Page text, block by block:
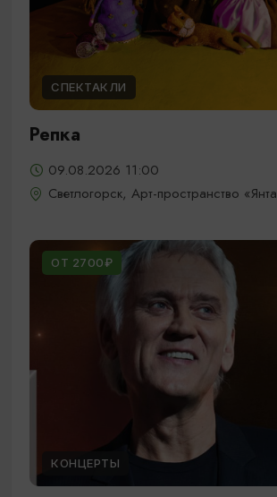
СПЕКТАКЛИ
Репка
09.08.2026 11:00
Светлогорск, Арт-пространство
ОТ 2700₽
КОНЦЕРТЫ